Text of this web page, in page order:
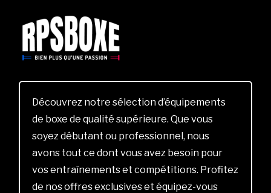
Découvrez notre sélection d’équipements
de boxe de qualité supérieure. Que vous
soyez débutant ou professionnel, nous
avons tout ce dont vous avez besoin pour
vos entraînements et compétitions. Profitez
de nos offres exclusives et équipez-vous